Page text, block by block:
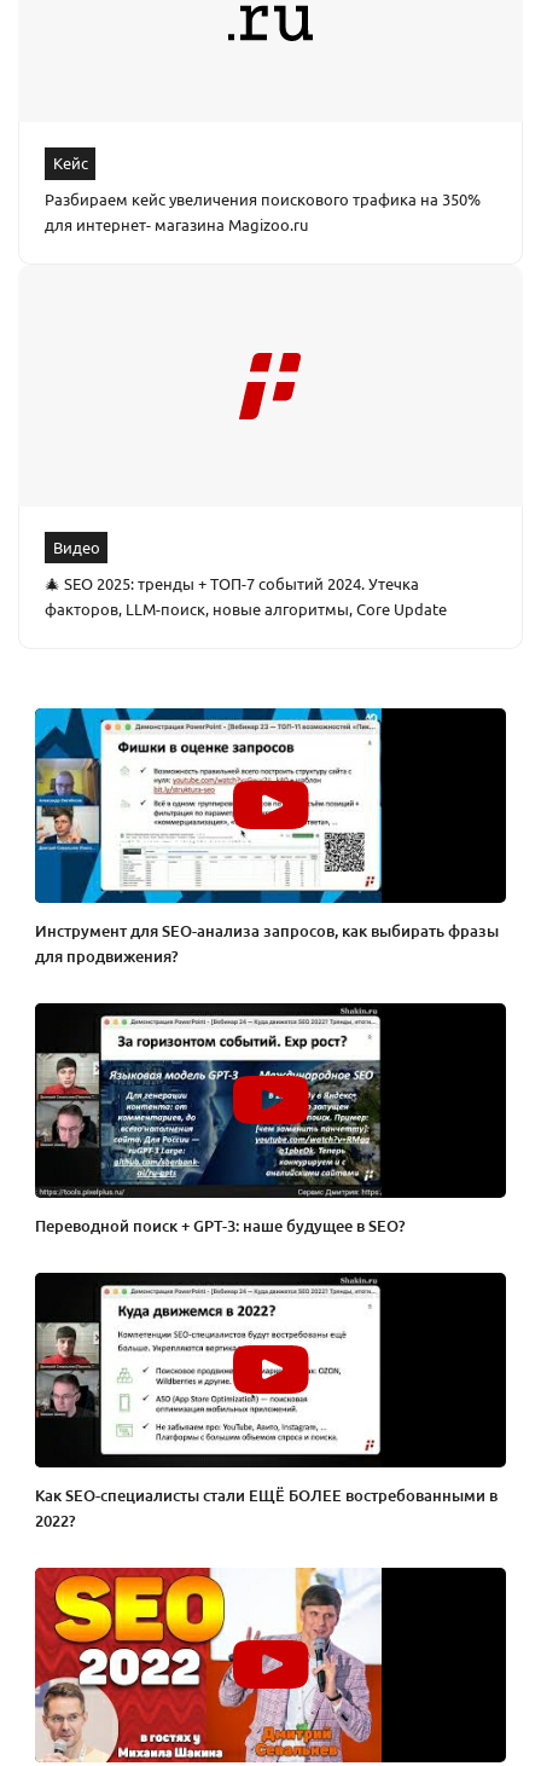
Кейс
Разбираем кейс увеличения поискового трафика на 350%
для интернет- магазина Magizoo.ru
Видео
🎄 SEO 2025: тренды + ТОП-7 событий 2024. Утечка
факторов, LLM-поиск, новые алгоритмы, Core Update
Инструмент для SEO-анализа запросов, как выбирать фразы
для продвижения?
Переводной поиск + GPT-3: наше будущее в SEO?
Как SEO-специалисты стали ЕЩЁ БОЛЕЕ востребованными в
2022?